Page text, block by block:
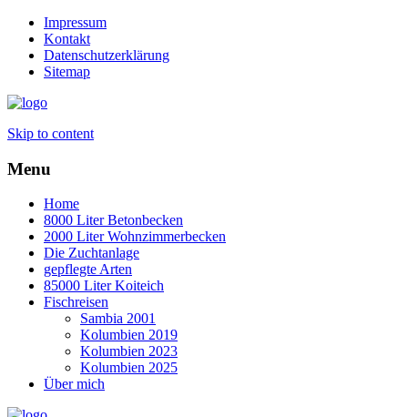
Impressum
Kontakt
Datenschutzerklärung
Sitemap
Skip to content
Menu
Home
8000 Liter Betonbecken
2000 Liter Wohnzimmerbecken
Die Zuchtanlage
gepflegte Arten
85000 Liter Koiteich
Fischreisen
Sambia 2001
Kolumbien 2019
Kolumbien 2023
Kolumbien 2025
Über mich